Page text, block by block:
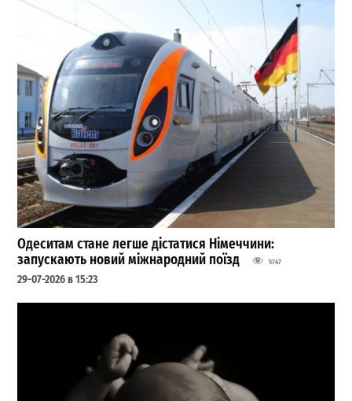
Одеситам стане легше дістатися Німеччини:
запускають новий міжнародний поїзд
5747
29-07-2026 в 15:23